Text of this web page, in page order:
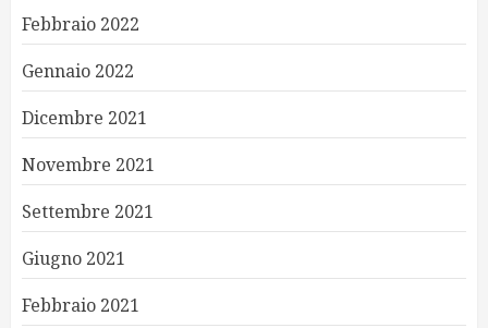
Febbraio 2022
Gennaio 2022
Dicembre 2021
Novembre 2021
Settembre 2021
Giugno 2021
Febbraio 2021